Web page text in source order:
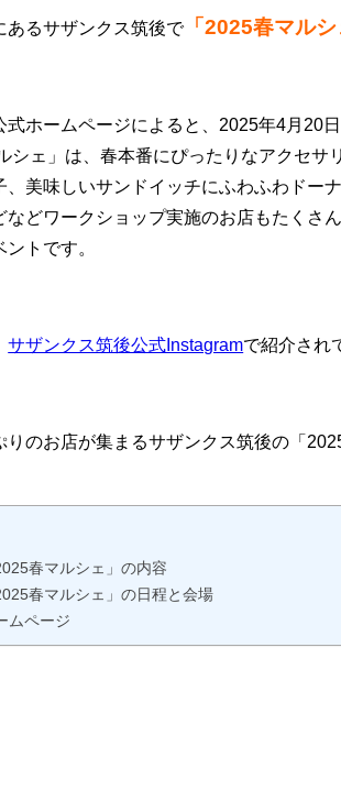
あるサザンクス筑後で「2025春マルシ
式ホームページによると、2025年4月20
シェ」は、春本番にぴったりなアクセサ
、美味しいサンドイッチにふわふわドー
などワークショップ実施のお店もたくさ
トです。
サザンクス筑後公式Instagramで紹介され
りのお店が集まるサザンクス筑後の「
春マルシェ」の内容
春マルシェ」の日程と会場
ムページ